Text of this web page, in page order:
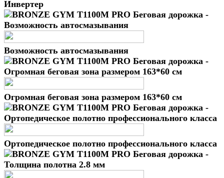
Инвертер
Возможность автосмазывания
Огромная беговая зона размером 163*60 см
Ортопедическое полотно профессионального класса